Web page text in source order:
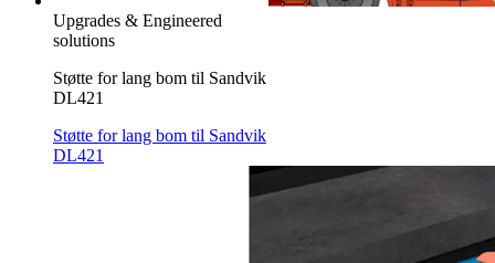
Upgrades & Engineered
solutions
Støtte for lang bom til Sandvik
DL421
Støtte for lang bom til Sandvik
DL421